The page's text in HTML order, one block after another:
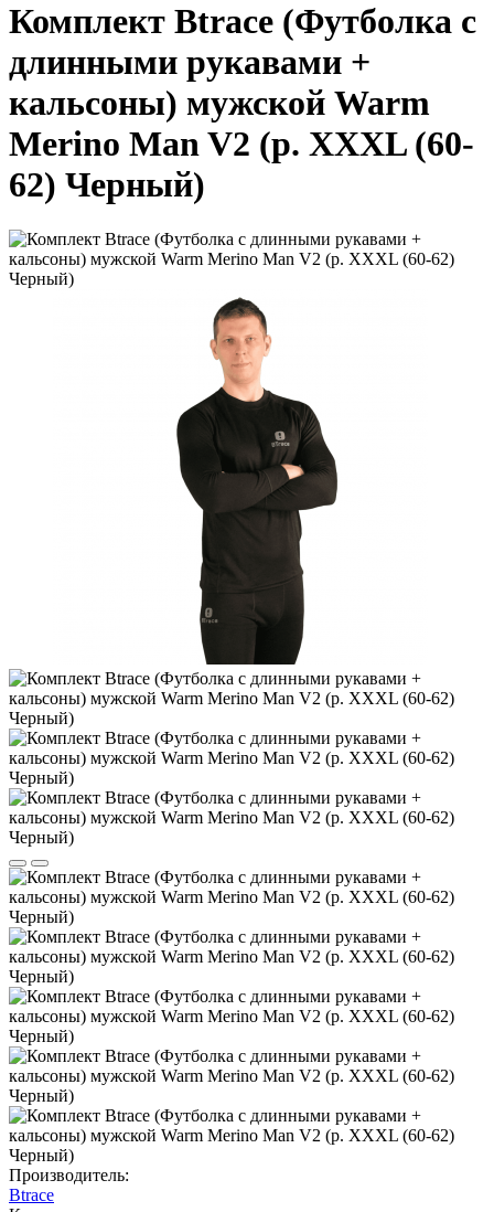
Комплект Btrace (Футболка с
длинными рукавами +
кальсоны) мужской Warm
Merino Man V2 (р. XXXL (60-
62) Черный)
Производитель:
Btrace